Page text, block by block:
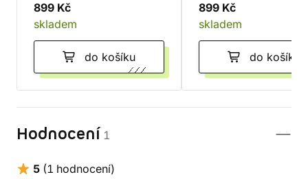
899 Kč
skladem
do košíku
899 Kč
skladem
do košíku
Hodnocení 1
5 (1 hodnocení)